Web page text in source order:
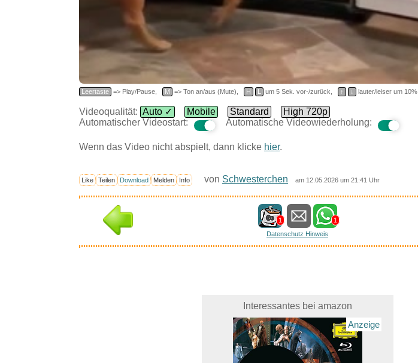
Leertaste => Play/Pause, M => Ton an/aus (Mute), H L um 5 Sek. vor-/zurück, ↑ ↓ lauter/leiser um 10%
Videoqualität: Auto ✓ Mobile Standard
High 720p
Automatischer Videostart:
Automatische Videowiederholung:
Wenn das Video nicht abspielt, dann klicke hier.
Like Teilen Download Melden Info von Schwesterchen am 12.05.2026 um 21:41 Uhr
1
1
Datenschutz Hinweis
Interessantes bei amazon
Anzeige